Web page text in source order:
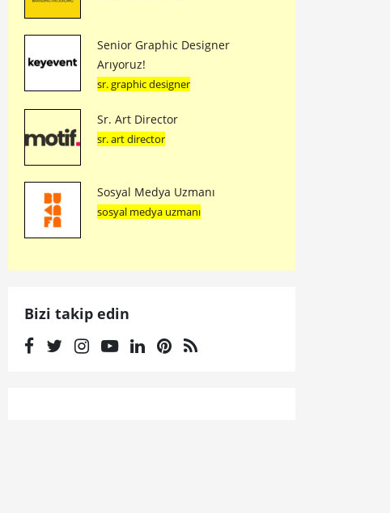
Senior Graphic Designer
Arıyoruz!
sr. graphic designer
Sr. Art Director
sr. art director
Sosyal Medya Uzmanı
sosyal medya uzmanı
Bizi takip edin